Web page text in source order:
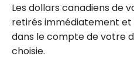
Les dollars canadiens de
retirés immédiatement
dans le compte de votre
choisie.